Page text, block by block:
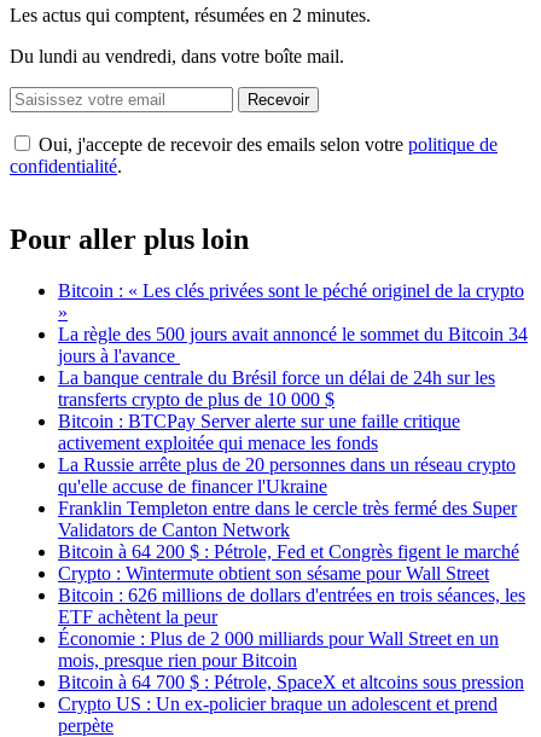
Les actus qui comptent, résumées en 2 minutes.
Du lundi au vendredi, dans votre boîte mail.
Recevoir
Oui, j'accepte de recevoir des emails selon votre politique de
confidentialité.
Pour aller plus loin
Bitcoin : « Les clés privées sont le péché originel de la crypto
»
La règle des 500 jours avait annoncé le sommet du Bitcoin 34
jours à l'avance
La banque centrale du Brésil force un délai de 24h sur les
transferts crypto de plus de 10 000 $
Bitcoin : BTCPay Server alerte sur une faille critique
activement exploitée qui menace les fonds
La Russie arrête plus de 20 personnes dans un réseau crypto
qu'elle accuse de financer l'Ukraine
Franklin Templeton entre dans le cercle très fermé des Super
Validators de Canton Network
Bitcoin à 64 200 $ : Pétrole, Fed et Congrès figent le marché
Crypto : Wintermute obtient son sésame pour Wall Street
Bitcoin : 626 millions de dollars d'entrées en trois séances, les
ETF achètent la peur
Économie : Plus de 2 000 milliards pour Wall Street en un
mois, presque rien pour Bitcoin
Bitcoin à 64 700 $ : Pétrole, SpaceX et altcoins sous pression
Crypto US : Un ex-policier braque un adolescent et prend
perpète